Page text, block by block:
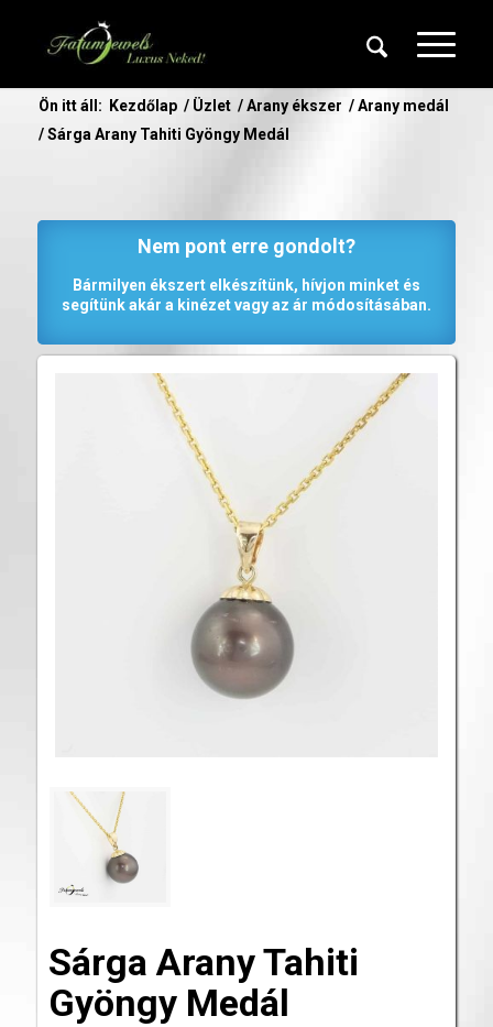
Ön itt áll: Kezdőlap / Üzlet / Arany ékszer / Arany medál
/ Sárga Arany Tahiti Gyöngy Medál
Nem pont erre gondolt?
Bármilyen ékszert elkészítünk, hívjon minket és
segítünk akár a kinézet vagy az ár módosításában.
Sárga Arany Tahiti
Gyöngy Medál